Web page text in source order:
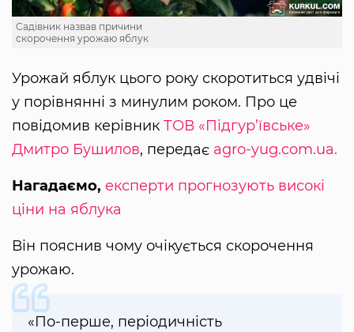
Садівник назвав причини
скорочення урожаю яблук
Урожай яблук цього року скоротиться удвічі
у порівнянні з минулим роком. Про це
повідомив керівник ТОВ «Підгур’ївське»
Дмитро Бушилов, передає agro-yug.com.ua.
Нагадаємо, експерти прогнозують високі
ціни на яблука
Він пояснив чому очікується скорочення
урожаю.
«По-перше, періодичність